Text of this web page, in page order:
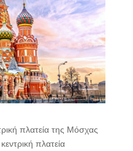
πλατεία της Μόσχας
πλατεία